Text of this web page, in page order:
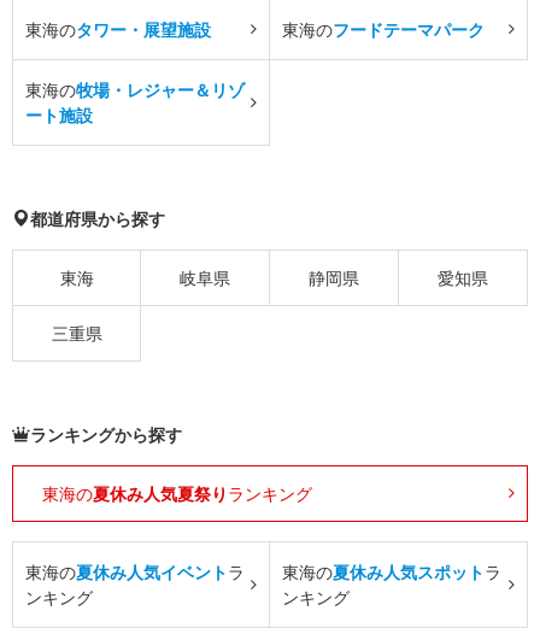
東海のタワー・展望施設 東海のフードテーマパーク
東海の牧場・レジャー＆リゾ
ート施設
都道府県から探す
東海 岐阜県 静岡県 愛知県
三重県
ランキングから探す
東海の夏休み人気夏祭り ランキング
東海の夏休み人気イベントラ
ンキング
東海の夏休み人気スポットラ
ンキング